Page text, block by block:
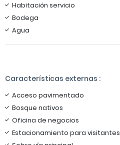
Habitación servicio
Bodega
Agua
Características externas :
Acceso pavimentado
Bosque nativos
Oficina de negocios
Estacionamiento para visitantes